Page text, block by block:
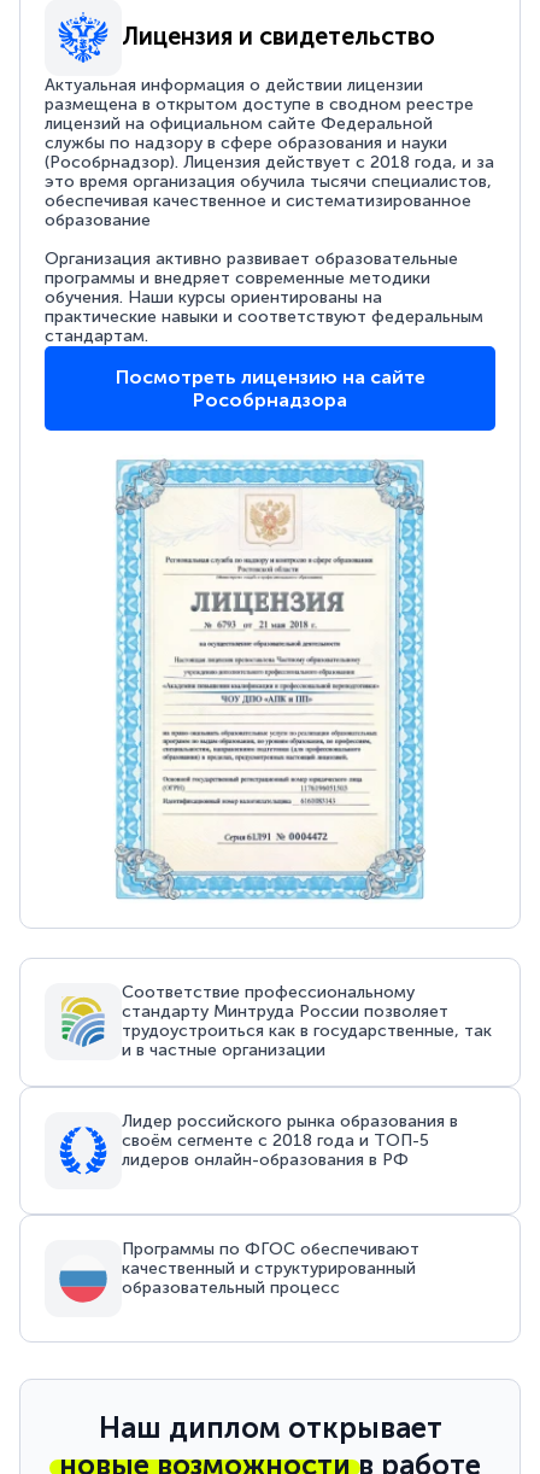
Лицензия и свидетельство
Актуальная информация о действии лицензии
размещена в открытом доступе в сводном реестре
лицензий на официальном сайте Федеральной
службы по надзору в сфере образования и науки
(Рособрнадзор). Лицензия действует с 2018 года, и за
это время организация обучила тысячи специалистов,
обеспечивая качественное и систематизированное
образование
Организация активно развивает образовательные
программы и внедряет современные методики
обучения. Наши курсы ориентированы на
практические навыки и соответствуют федеральным
стандартам.
Посмотреть лицензию на сайте
Рособрнадзора
Соответствие профессиональному
стандарту Минтруда России позволяет
трудоустроиться как в государственные, так
и в частные организации
Лидер российского рынка образования в
своём сегменте с 2018 года и ТОП-5
лидеров онлайн-образования в РФ
Программы по ФГОС обеспечивают
качественный и структурированный
образовательный процесс
Наш диплом открывает
новые возможностив работе